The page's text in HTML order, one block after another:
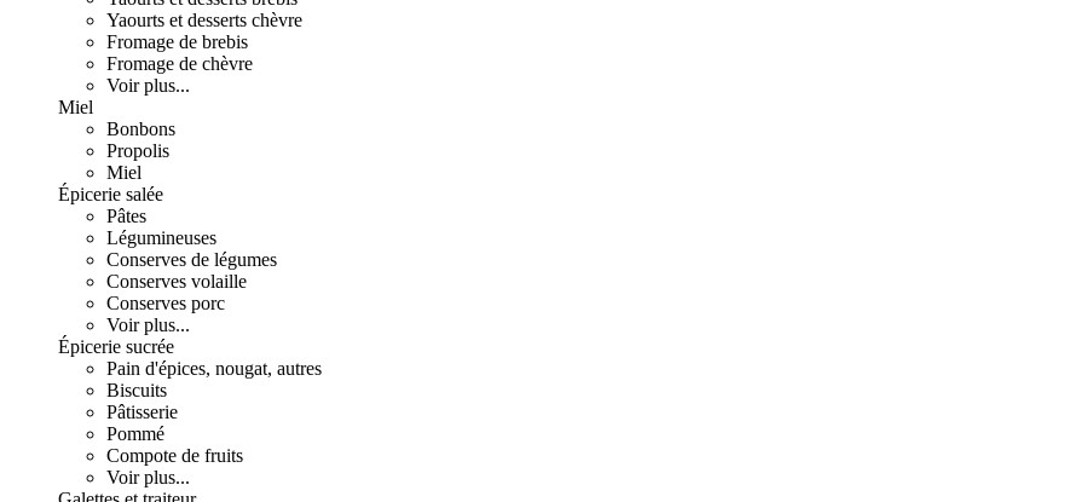
Yaourts et desserts chèvre
Fromage de brebis
Fromage de chèvre
Voir plus...
Miel
Bonbons
Propolis
Miel
Épicerie salée
Pâtes
Légumineuses
Conserves de légumes
Conserves volaille
Conserves porc
Voir plus...
Épicerie sucrée
Pain d'épices, nougat, autres
Biscuits
Pâtisserie
Pommé
Compote de fruits
Voir plus...